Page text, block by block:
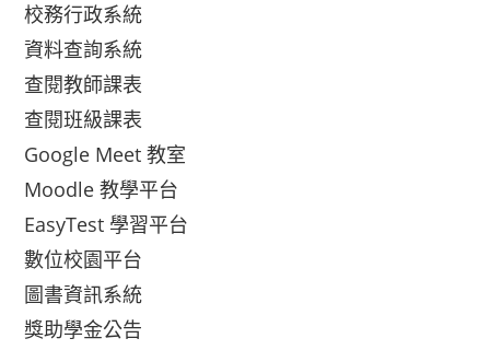
校務行政系統
資料查詢系統
查閱教師課表
查閱班級課表
Google Meet 教室
Moodle 教學平台
EasyTest 學習平台
數位校園平台
圖書資訊系統
獎助學金公告